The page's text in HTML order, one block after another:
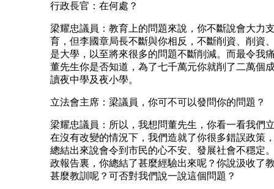
行政長官：在何處？
梁耀忠議員：教育上的問題來說，你不斷說會大力
育，但李國章局長不斷與你相反，不斷削資、削資
是大學，以至將來很多的問題不斷削減。而最令我
董先生你是否知道，為了七千萬元你就削了二萬個
讀夜中學及夜小學。
立法會主席：梁議員，你可不可以發問你的問題？
梁耀忠議員：所以，我想問董先生，你看一看我們
在沒有改變的情況下，我們造就了你很多錯誤政策
總結出來說會令到市民的心不安、發展社會不穩定
政報告裏，你總結了甚麼經驗出來呢？你說汲收了
甚麼教訓呢？可否對我們說一說這個問題？